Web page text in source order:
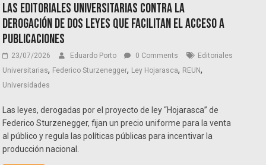
Las editoriales universitarias contra la
derogación de dos leyes que facilitan el acceso a
publicaciones
23/07/2026 Eduardo Porto 0 Comments
Editoriales
Universitarias, Federico Sturzenegger, Ley Hojarasca, REUN,
Universidades
Las leyes, derogadas por el proyecto de ley “Hojarasca” de
Federico Sturzenegger, fijan un precio uniforme para la venta
al público y regula las políticas públicas para incentivar la
producción nacional.